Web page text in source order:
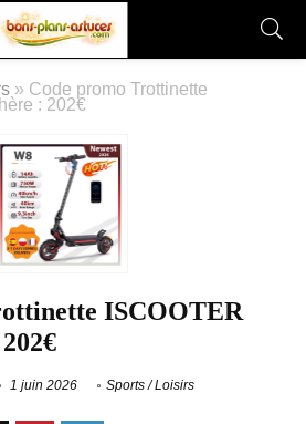
» Code promo Trottinette
: 202€
ISCOOTER
1 juin 2026 Sports / Loisirs